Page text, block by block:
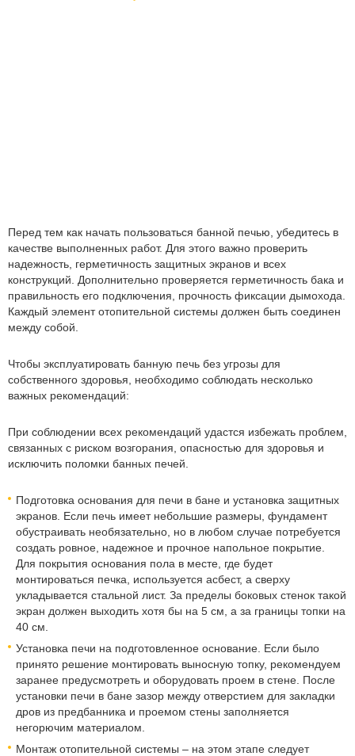
Перед тем как начать пользоваться банной печью, убедитесь в
качестве выполненных работ. Для этого важно проверить
надежность, герметичность защитных экранов и всех
конструкций. Дополнительно проверяется герметичность бака и
правильность его подключения, прочность фиксации дымохода.
Каждый элемент отопительной системы должен быть соединен
между собой.
Чтобы эксплуатировать банную печь без угрозы для
собственного здоровья, необходимо соблюдать несколько
важных рекомендаций:
При соблюдении всех рекомендаций удастся избежать проблем,
связанных с риском возгорания, опасностью для здоровья и
исключить поломки банных печей.
Подготовка основания для печи в бане и установка защитных
экранов. Если печь имеет небольшие размеры, фундамент
обустраивать необязательно, но в любом случае потребуется
создать ровное, надежное и прочное напольное покрытие.
Для покрытия основания пола в месте, где будет
монтироваться печка, используется асбест, а сверху
укладывается стальной лист. За пределы боковых стенок такой
экран должен выходить хотя бы на 5 см, а за границы топки на
40 см.
Установка печи на подготовленное основание. Если было
принято решение монтировать выносную топку, рекомендуем
заранее предусмотреть и оборудовать проем в стене. После
установки печи в бане зазор между отверстием для закладки
дров из предбанника и проемом стены заполняется
негорючим материалом.
Монтаж отопительной системы – на этом этапе следует